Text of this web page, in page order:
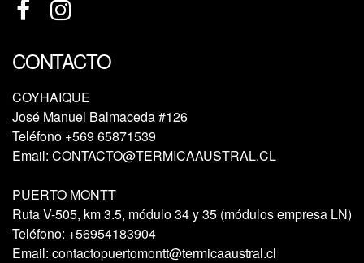
CONTACTO
COYHAIQUE
José Manuel Balmaceda #126
Teléfono +569 65871539
Email: CONTACTO@TERMICAAUSTRAL.CL
PUERTO MONTT
Ruta V-505, km 3.5, módulo 34 y 35 (módulos empresa LN)
Teléfono: +56954183904
Email: contactopuertomontt@termicaaustral.cl